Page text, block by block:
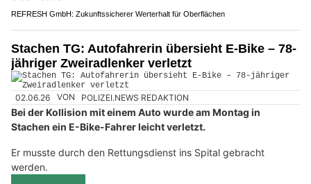
REFRESH GmbH: Zukunftssicherer Werterhalt für Oberflächen
Stachen TG: Autofahrerin übersieht E-Bike – 78-
jähriger Zweiradlenker verletzt
02.06.26 VON POLIZEI.NEWS REDAKTION
Bei der Kollision mit einem Auto wurde am Montag in
Stachen ein E-Bike-Fahrer leicht verletzt.
Er musste durch den Rettungsdienst ins Spital gebracht
werden.